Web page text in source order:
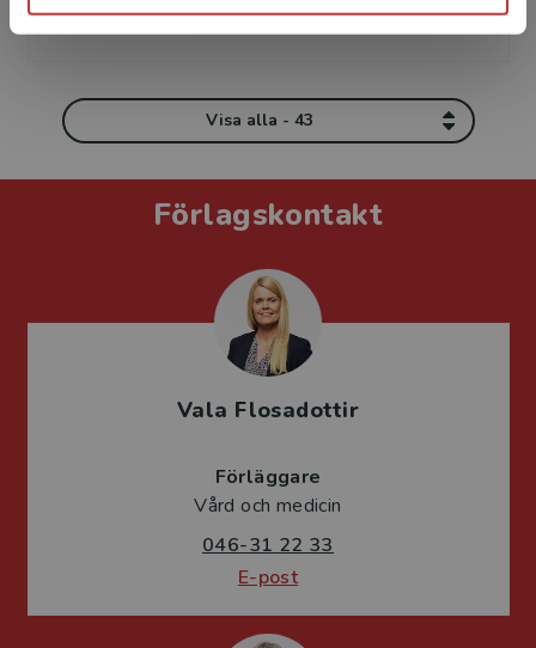
läkarutbil...
Visa alla - 43
Förlagskontakt
Vala Flosadottir
Förläggare
Vård och medicin
046-31 22 33
E-post